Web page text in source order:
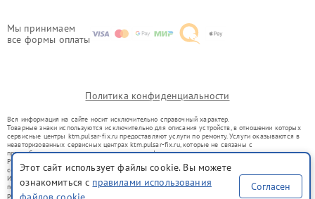
Мы принимаем
все формы оплаты
Политика конфиденциальности
Вся информация на сайте носит исключительно справочный характер.
Товарные знаки используются исключительно для описания устройств, в отношении которых
сервисные центры ktm.pulsar-fix.ru предоставляют услуги по ремонту. Услуги оказываются в
неавторизованных сервисных центрах ktm.pulsar-fix.ru, которые не связаны с
правообладателями товарных знаков или их официальными представителями.
Ремонт осуществляется для устройств, уже введенных в гражданский оборот в соответствии
со статьей 1487 ГК РФ.
Использование товарных знаков не преследует цели индивидуализации услуг или введения
потребителей в заблуждение, а служит для информирования о предоставляемых услугах по
ремонту техники указанных брендов.
Этот сайт использует файлы cookie. Вы можете
ознакомиться с правилами использования
Согласен